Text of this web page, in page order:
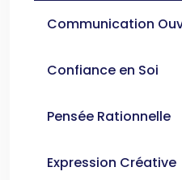
Communication
Confiance en Soi
Pensée Rationnelle
Expression Créative